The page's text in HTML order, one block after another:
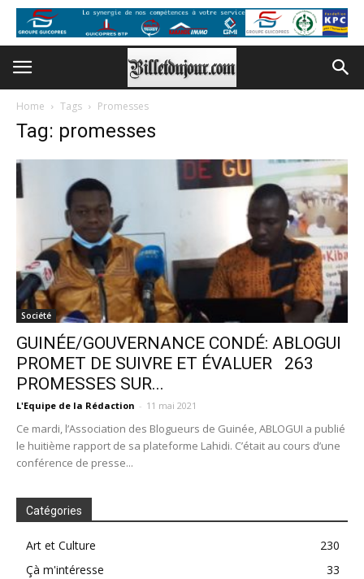
Home Tags Promesses
Tag: promesses
Société
GUINÉE/GOUVERNANCE CONDÉ: ABLOGUI
PROMET DE SUIVRE ET ÉVALUER 263
PROMESSES SUR...
L'Equipe de la Rédaction - 11 mai 2021
Ce mardi, l’Association des Blogueurs de Guinée, ABLOGUI a publié
le huitième rapport de sa plateforme Lahidi. C’était au cours d’une
conférence de presse...
Catégories
Art et Culture
230
Çà m'intéresse
33